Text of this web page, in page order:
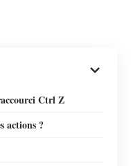
Ctrl Z
actions ?